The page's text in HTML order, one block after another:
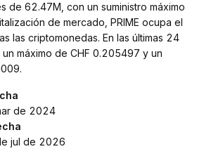
de 62.47M, con un suministro máximo
de mercado, PRIME ocupa el
las criptomonedas. En las últimas 24
un máximo de CHF 0.205497 y un
de 2024
jul de 2026